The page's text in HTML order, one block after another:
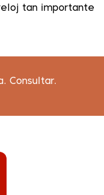
tan importante
Consultar.